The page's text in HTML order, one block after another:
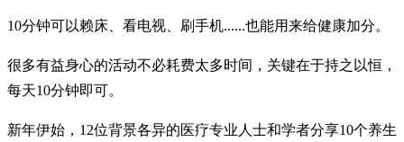
10分钟可以赖床、看电视、刷手机......也能用来给健康加分。
很多有益身心的活动不必耗费太多时间，关键在于持之以恒，
每天10分钟即可。
新年伊始，12位背景各异的医疗专业人士和学者分享10个养生